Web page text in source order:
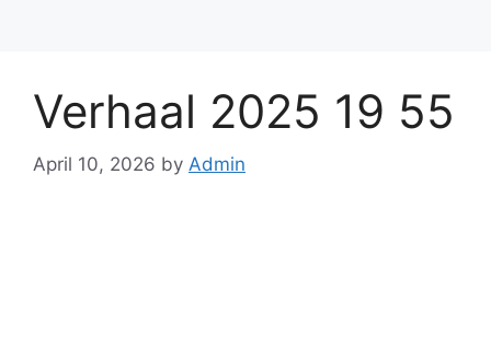
Verhaal 2025 19 55
April 10, 2026 by Admin